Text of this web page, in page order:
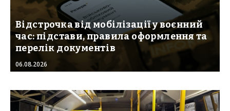
Відстрочка від мобілізації у воєнний
час: підстави, правила оформлення та
перелік документів
06.08.2026